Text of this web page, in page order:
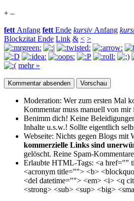
+ –
fett Anfang fett Ende kursiv Anfang
Blockzitat Ende Link & < >
mehr »
Moderation: Wer zum ersten Mal
Kommentar muss manuell von mir
Benimm dich! Keine
Inhalte u.s.w.! Sollte eigentlich
Webseite: Nichts gegen Blogs mit
kommerzielle Links sind
gelöscht. Reine Spam-
Erlaubte HTML-Tags: <a href=""
<acronym title=""> <b>
<del datetime=""> <em> <i> <q
<strong> <sub> <sup> <big>